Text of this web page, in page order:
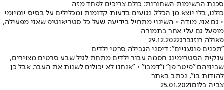
סכנת הרשימות השחורות: כולם צריכים לפחד מזה
כולנו, בלי יוצא מן הכלל, נגועים בדעות קדומות ומכלילים על בסיס יומיומי
• גם אני, מודה • השינוי מתחיל בידיעה שעל כל סטריאוטיפ שאני מפעילה,
מופעל גם עלי אחר בתמורה
פאולה רוזנברג29.12.2022
"תכנים פוגעניים": דיסני הגבילה סרטי ילדים
ענקית הסטרימינג חסמה עבור ילדים מתחת לגיל שבע סרטים מצוירים,
שביניהם "פיטר פן" ו"דמבו" • "אנחנו לא יכולים לשנות את העבר, אבל כן
להודות בו", נכתב באתר
צביה בלום25.01.2021